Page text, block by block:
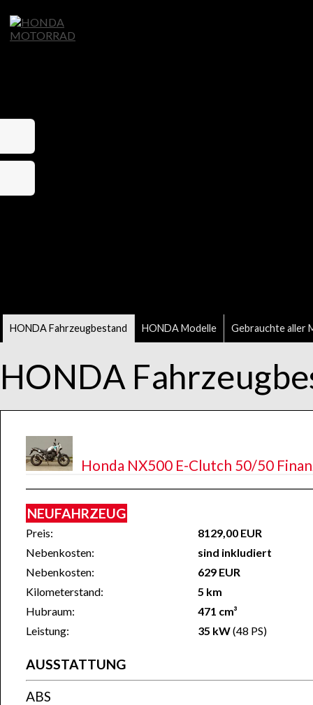
HONDA Fahrzeugbestand HONDA Modelle Gebrauchte aller
HONDA
Honda NX500 E-Clutch 50/50
NEUFAHRZEUG
Preis:
8129,00 EUR
Nebenkosten:
sind inkludiert
Nebenkosten:
629 EUR
Kilometerstand:
5 km
Hubraum:
471 cm³
Leistung:
35 kW(48 PS)
AUSSTATTUNG
ABS